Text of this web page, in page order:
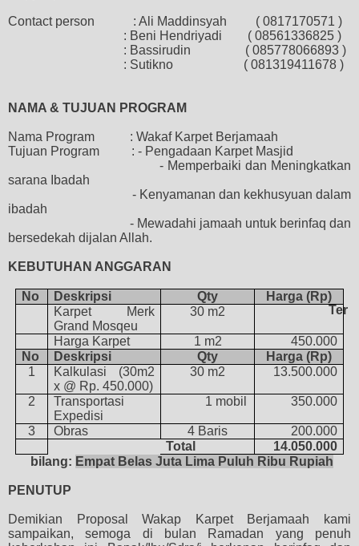
Contact person : Ali Maddinsyah
( 0817170571 )
: Beni Hendriyadi
( 08561336825 )
: Bassirudin
( 085778066893 )
: Sutikno
( 081319411678 )
NAMA & TUJUAN PROGRAM
Nama Program : Wakaf Karpet Berjamaah
Tujuan Program
: - Pengadaan Karpet Masjid
- Memperbaiki dan Meningkatkan
sarana Ibadah
- Kenyamanan dan kekhusyuan dalam
ibadah
- Mewadahi jamaah untuk berinfaq dan
bersedekah dijalan Allah.
KEBUTUHAN ANGGARAN
No Deskripsi Qty
Harga (Rp)
Karpet
Merk
Grand Mosqeu
30 m2
Harga Karpet 1 m2 450.000
No
Deskripsi Qty
Harga (Rp)
1
Kalkulasi (30m2
x @ Rp.450.000)
30 m2 13.500.000
2
Transportasi
Expedisi
1 mobil 350.000
3 Obras 4 Baris
200.000
Total
14.050.000
Ter
bilang: Empat Belas Juta Lima Puluh Ribu Rupiah
PENUTUP
Demikian ProposalWakap Karpet Berjamaah kami
sampaikan, semoga di bulan Ramadan yang penuh